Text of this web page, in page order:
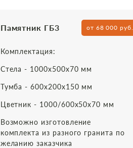
Памятник ГБ3 от 68 000 руб.
Комплектация:
Стела - 1000х500х70 мм
Тумба - 600х200х150 мм
Цветник - 1000/600х50х70 мм
Возможно изготовление
комплекта из разного гранита по
желанию заказчика